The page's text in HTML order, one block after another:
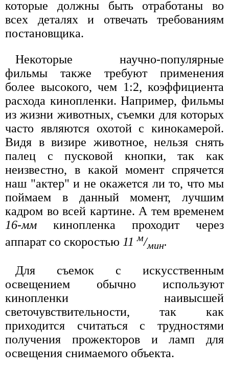
которые должны быть отработаны во
всех деталях и отвечать требованиям
постановщика.
Некоторые научно-популярные
фильмы также требуют применения
более высокого, чем 1:2, коэффициента
расхода кинопленки. Например, фильмы
из жизни животных, съемки для которых
часто являются охотой с кинокамерой.
Видя в визире животное, нельзя снять
палец с пусковой кнопки, так как
неизвестно, в какой момент спрячется
наш "актер" и не окажется ли то, что мы
поймаем в данный момент, лучшим
кадром во всей картине. А тем временем
16-мм кинопленка проходит через
аппарат со скоростью 11м/мин.
Для съемок с искусственным
освещением обычно используют
кинопленки наивысшей
светочувствительности, так как
приходится считаться с трудностями
получения прожекторов и ламп для
освещения снимаемого объекта.